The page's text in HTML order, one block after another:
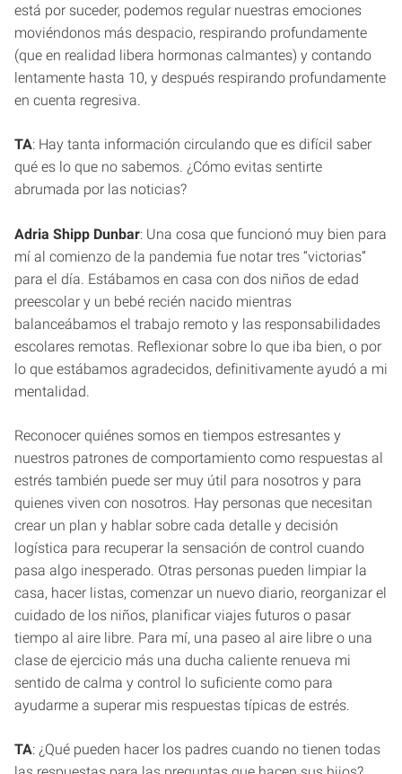
está por suceder, podemos regular nuestras emociones
moviéndonos más despacio, respirando profundamente
(que en realidad libera hormonas calmantes) y contando
lentamente hasta 10, y después respirando profundamente
en cuenta regresiva.
TA: Hay tanta información circulando que es difícil saber
qué es lo que no sabemos. ¿Cómo evitas sentirte
abrumada por las noticias?
Adria Shipp Dunbar: Una cosa que funcionó muy bien para
mí al comienzo de la pandemia fue notar tres “victorias”
para el día. Estábamos en casa con dos niños de edad
preescolar y un bebé recién nacido mientras
balanceábamos el trabajo remoto y las responsabilidades
escolares remotas. Reflexionar sobre lo que iba bien, o por
lo que estábamos agradecidos, definitivamente ayudó a mi
mentalidad.
Reconocer quiénes somos en tiempos estresantes y
nuestros patrones de comportamiento como respuestas al
estrés también puede ser muy útil para nosotros y para
quienes viven con nosotros. Hay personas que necesitan
crear un plan y hablar sobre cada detalle y decisión
logística para recuperar la sensación de control cuando
pasa algo inesperado. Otras personas pueden limpiar la
casa, hacer listas, comenzar un nuevo diario, reorganizar el
cuidado de los niños, planificar viajes futuros o pasar
tiempo al aire libre. Para mí, una paseo al aire libre o una
clase de ejercicio más una ducha caliente renueva mi
sentido de calma y control lo suficiente como para
ayudarme a superar mis respuestas típicas de estrés.
TA: ¿Qué pueden hacer los padres cuando no tienen todas